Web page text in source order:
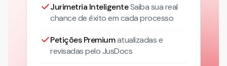
Jurimetria InteligenteSaiba sua real
chance de êxito em cada processo
Petições Premiumatualizadase
revisadas pelo JusDocs